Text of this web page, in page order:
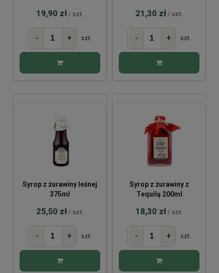
19,90 zł / szt.
- + szt.
21,30 zł / szt.
- + szt.
Syrop z żurawiny leśnej
375ml
25,50 zł / szt.
- + szt.
Syrop z żurawiny z
Tequilą 200ml
18,30 zł / szt.
- + szt.